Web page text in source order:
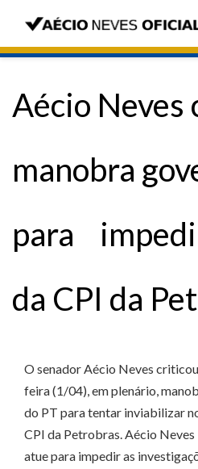
Aécio Neves
manobra
para
da CPI da
O senador Aécio Neves
feira (1/04), em plenário,
do PT para tentar inviabilizar
CPI da Petrobras. Aécio
atue para impedir as